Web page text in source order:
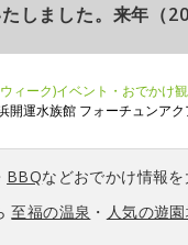
しました。来年（
ィーク)イベント・おでかけ
開運水族館 フォーチュンアク
BBQなどおでかけ情報
至福の温泉 ・ 人気の遊